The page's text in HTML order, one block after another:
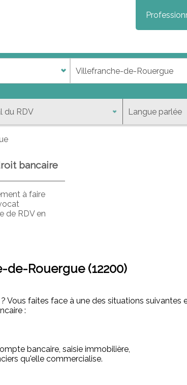
bancaire
à faire
de RDV en
de-Rouergue (12200)
faites face à une des situations suivantes
:
bancaire, saisie immobilière,
qu'elle commercialise.